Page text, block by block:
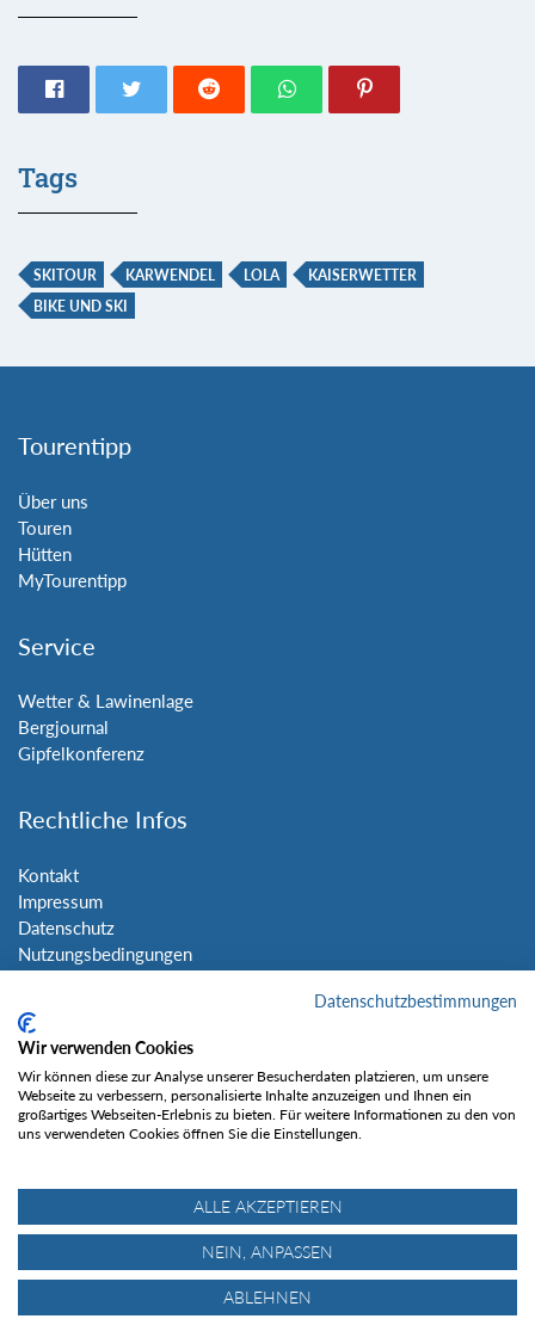
Tags
SKITOUR KARWENDEL LOLA
KAISERWETTER
BIKE UND SKI
Tourentipp
Über uns
Touren
Hütten
MyTourentipp
Service
Wetter & Lawinenlage
Bergjournal
Gipfelkonferenz
Rechtliche Infos
Kontakt
Impressum
Datenschutz
Nutzungsbedingungen
Social Media
Gefällt mir
Datenschutzbestimmungen
Wir verwenden Cookies
Wir können diese zur Analyse unserer Besucherdaten platzieren, um unsere
Webseite zu verbessern, personalisierte Inhalte anzuzeigen und Ihnen ein
großartiges Webseiten-Erlebnis zu bieten. Für weitere Informationen zu den von
uns verwendeten Cookies öffnen Sie die Einstellungen.
ALLE AKZEPTIEREN
NEIN, ANPASSEN
ABLEHNEN